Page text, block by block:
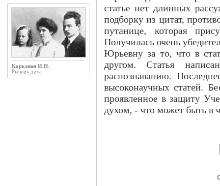
Карклиня И.Н.
Рыцарь духа
статье нет длинных
подборку из цитат,
путанице, которая
Получилась очень
Юрьевну за то, что в
другом. Статья
распознаванию.
высоконаучных статей.
проявленное в защиту
духом, - что может быть в